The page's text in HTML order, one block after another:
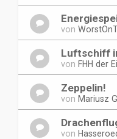
von
Luftschiff
von FHH der
Zeppelin!
von Mariusz
von